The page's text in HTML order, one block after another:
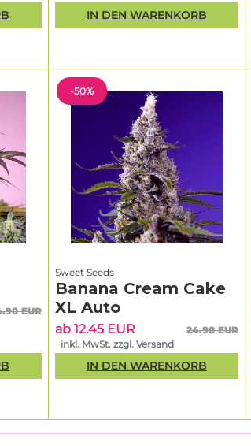
IN DEN WARENKORB
EUR
-50%
Sweet Seeds
Banana Cream Cake
XL Auto
ab 12.45 EUR
24.90 EUR
inkl. MwSt. zzgl. Versand
IN DEN WARENKORB